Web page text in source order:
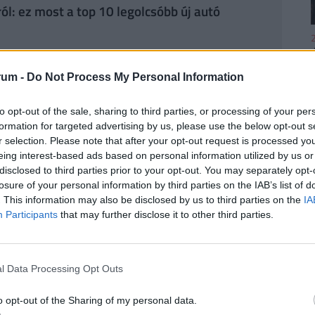
- Do Not Process My Personal Information
opt-out of the sale, sharing to third parties, or processing of your
for targeted advertising by us, please use the below opt-out
selection. Please note that after your opt-out request is processed
interest-based ads based on personal information utilized by us
to third parties prior to your opt-out. You may separately
of your personal information by third parties on the IAB’s list of
This information may also be disclosed by us to third parties on the
Participants that may further disclose it to other third parties.
Data Processing Opt Outs
opt-out of the Sharing of my personal data.
ez most a top 10 legolcsóbb új autó
rendszám nélkül? Teszten a Mazda
rendszert is fejleszt, amelyet az évtized
ra 2,2–2,3 millió hibrid autót adjon el,
tavaly 3,8 millió darabos összeladásból
VAN OLCSÓ MEGOLDÁS!
30 000 000 forintot 20 éves futamidőre már
fel lehet venni
ajánlata sem:az UniCredit Banknál 6,78%, az